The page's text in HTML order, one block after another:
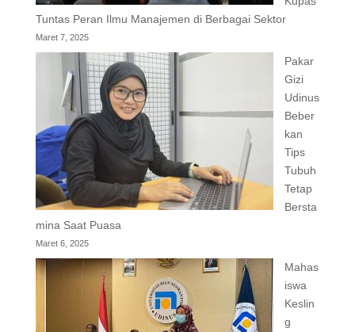
Tuntas Peran Ilmu Manajemen di Berbagai Sektor
Maret 7, 2025
Pakar
Gizi
Udinus
Beber
kan
Tips
Tubuh
Tetap
Bersta
mina Saat Puasa
Maret 6, 2025
Mahas
iswa
Keslin
g